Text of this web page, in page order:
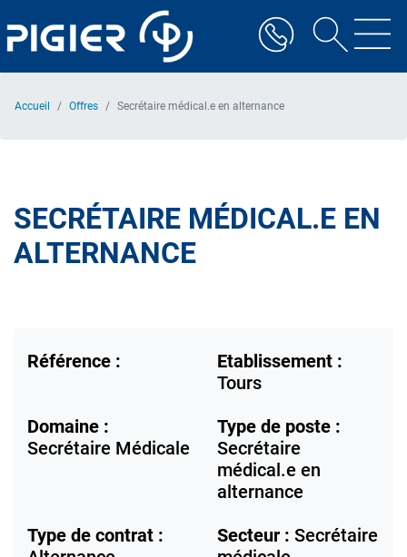
au
contenu
Accueil Offres Secrétaire médical.e en alternance
SECRÉTAIRE MÉDICAL.E EN
ALTERNANCE
Référence :
Etablissement :
Tours
Domaine :
Secrétaire Médicale
Type de poste :
Secrétaire
médical.e en
alternance
Type de contrat :
Secteur : Secrétaire